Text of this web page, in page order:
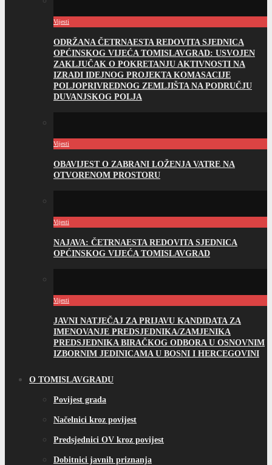
Vijesti
ODRŽANA ČETRNAESTA REDOVITA SJEDNICA
OPĆINSKOG VIJEĆA TOMISLAVGRAD: USVOJEN
ZAKLJUČAK O POKRETANJU AKTIVNOSTI NA
IZRADI IDEJNOG PROJEKTA KOMASACIJE
POLJOPRIVREDNOG ZEMLJIŠTA NA PODRUČJU
DUVANJSKOG POLJA
Vijesti
OBAVIJEST O ZABRANI LOŽENJA VATRE NA
OTVORENOM PROSTORU
Vijesti
NAJAVA: ČETRNAESTA REDOVITA SJEDNICA
OPĆINSKOG VIJEĆA TOMISLAVGRAD
Vijesti
JAVNI NATJEČAJ ZA PRIJAVU KANDIDATA ZA
IMENOVANJE PREDSJEDNIKA/ZAMJENIKA
PREDSJEDNIKA BIRAČKOG ODBORA U OSNOVNIM
IZBORNIM JEDINICAMA U BOSNI I HERCEGOVINI
O TOMISLAVGRADU
Povijest grada
Načelnici kroz povijest
Predsjednici OV kroz povijest
Dobitnici javnih priznanja